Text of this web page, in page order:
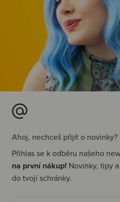
Ahoj, nechceš přijít o novinky?
Přihlas se k odběru našeho
na první nákup! Novinky, tipy
do tvojí schránky.